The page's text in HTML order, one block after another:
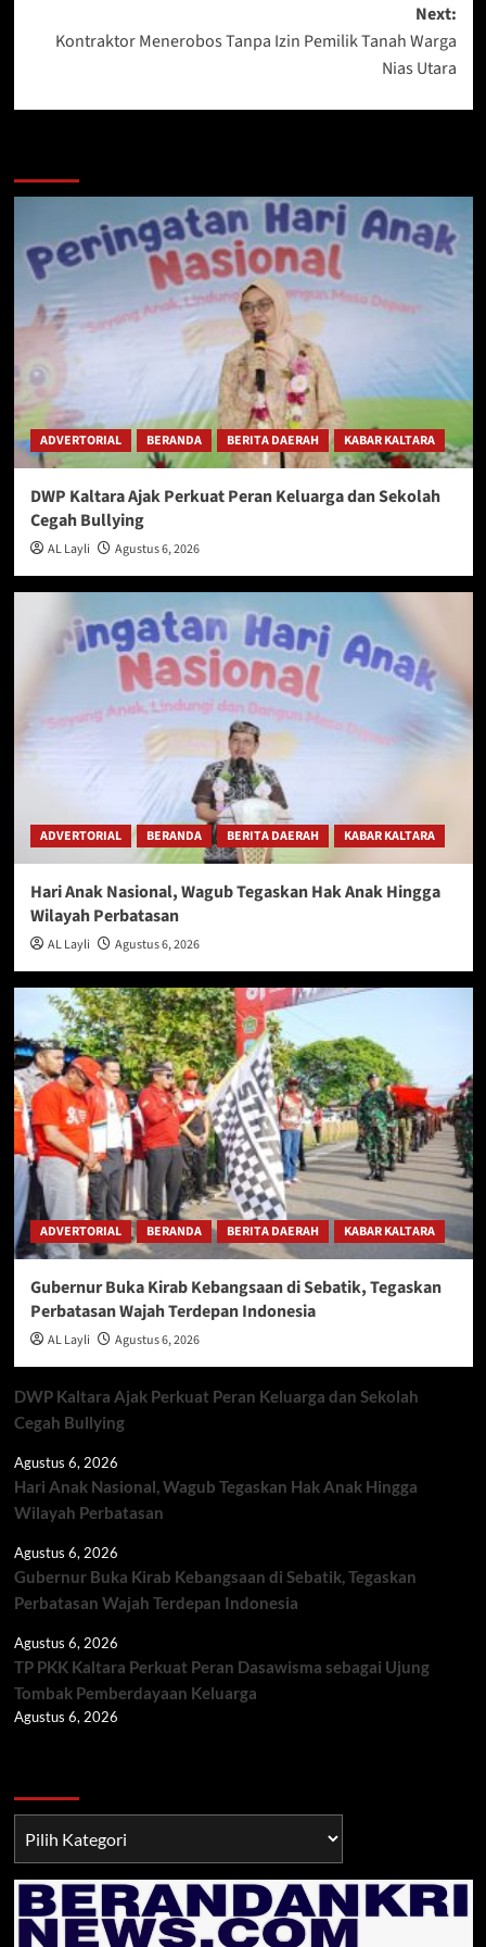
Next:
Kontraktor Menerobos Tanpa Izin Pemilik Tanah Warga
Nias Utara
ADVERTORIAL BERANDA BERITA DAERAH KABAR KALTARA
DWP Kaltara Ajak Perkuat Peran Keluarga dan Sekolah
Cegah Bullying
AL Layli Agustus 6, 2026
ADVERTORIAL BERANDA BERITA DAERAH KABAR KALTARA
Hari Anak Nasional, Wagub Tegaskan Hak Anak Hingga
Wilayah Perbatasan
AL Layli Agustus 6, 2026
ADVERTORIAL BERANDA BERITA DAERAH KABAR KALTARA
Gubernur Buka Kirab Kebangsaan di Sebatik, Tegaskan
Perbatasan Wajah Terdepan Indonesia
AL Layli Agustus 6, 2026
DWP Kaltara Ajak Perkuat Peran Keluarga dan Sekolah
Cegah Bullying
Agustus 6, 2026
Hari Anak Nasional, Wagub Tegaskan Hak Anak Hingga
Wilayah Perbatasan
Agustus 6, 2026
Gubernur Buka Kirab Kebangsaan di Sebatik, Tegaskan
Perbatasan Wajah Terdepan Indonesia
Agustus 6, 2026
TP PKK Kaltara Perkuat Peran Dasawisma sebagai Ujung
Tombak Pemberdayaan Keluarga
Agustus 6, 2026
TNI/POLRI